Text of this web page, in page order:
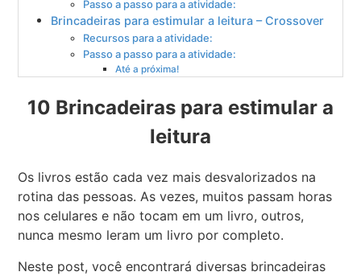
Passo a passo para a atividade:
Brincadeiras para estimular a leitura – Crossover
Recursos para a atividade:
Passo a passo para a atividade:
Até a próxima!
10 Brincadeiras para estimular a
leitura
Os livros estão cada vez mais desvalorizados na
rotina das pessoas. As vezes, muitos passam horas
nos celulares e não tocam em um livro, outros,
nunca mesmo leram um livro por completo.
Neste post, você encontrará diversas brincadeiras